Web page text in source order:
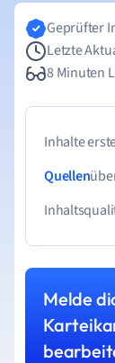
Geprüfter
Letzte
8 Minuten
Inhalte
Quellen
Melde